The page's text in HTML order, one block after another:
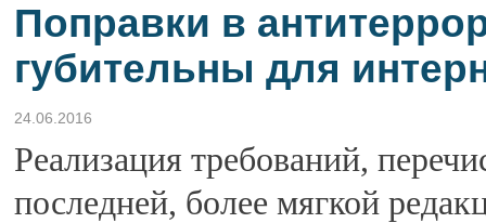
Поправки в
губительны для
24.06.2016
Реализация требований,
последней, более мягкой